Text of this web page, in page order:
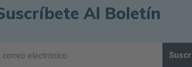
Al Boletín